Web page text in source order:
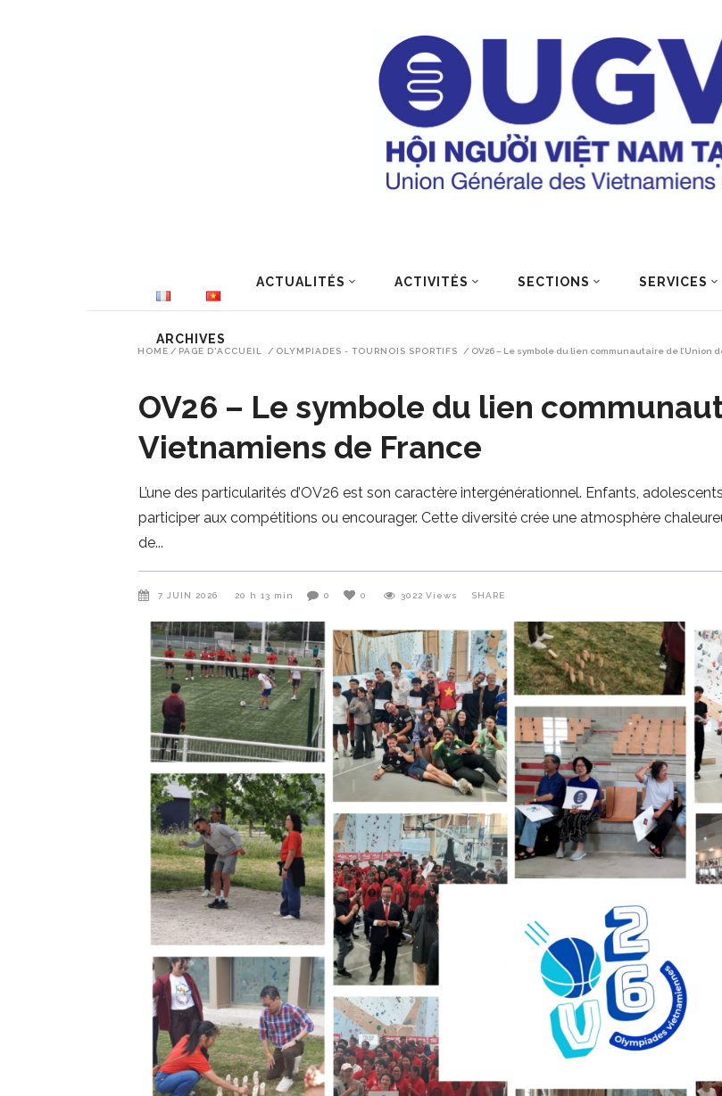
ACTUALITÉS ACTIVITÉS SECTIONS SERVICES
ARCHIVES
HOME / PAGE D'ACCUEIL / OLYMPIADES - TOURNOIS SPORTIFS / OV26 – Le symbole du lien communautaire de l’Union
OV26 – Le symbole du lien
Vietnamiens de France
L’une des particularités d’OV26 est son caractère intergénérationnel. Enfants,
participer aux compétitions ou encourager. Cette diversité crée une atmosphère
de
7 JUIN 2026 20 h 13 min 0 0 3022 Views SHARE